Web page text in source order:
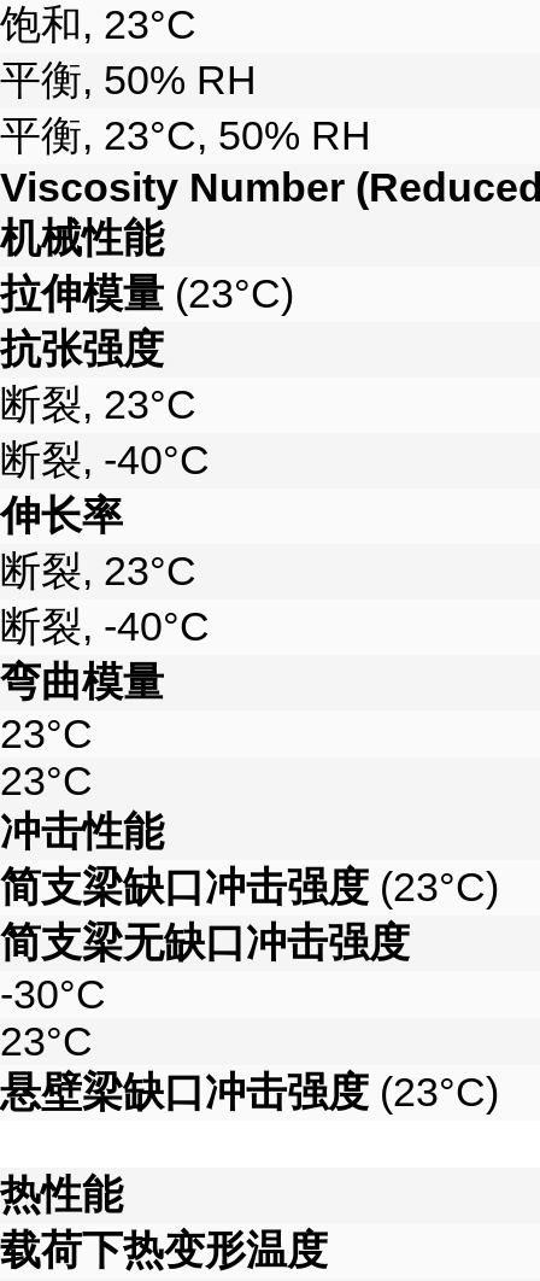
饱和, 23°C
平衡, 50% RH
平衡, 23°C, 50% RH
Viscosity Number
机械性能
拉伸模量 (23°C)
抗张强度
断裂, 23°C
断裂, -40°C
伸长率
断裂, 23°C
断裂, -40°C
弯曲模量
23°C
23°C
冲击性能
简支梁缺口冲击强度 (23°C)
简支梁无缺口冲击强度
-30°C
23°C
悬壁梁缺口冲击强度 (23°C)
热性能
载荷下热变形温度